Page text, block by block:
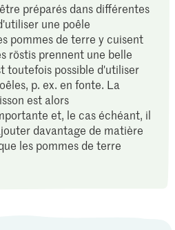
préparés dans différentes
une poêle
pommes de terre y cuisent
röstis prennent une belle
toutefois possible d'utiliser
p. ex. en fonte. La
est alors
et, le cas échéant, il
davantage de matière
les pommes de terre